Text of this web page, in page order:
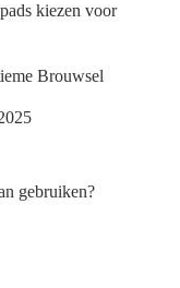
kiezen voor
Brouwsel
gebruiken?